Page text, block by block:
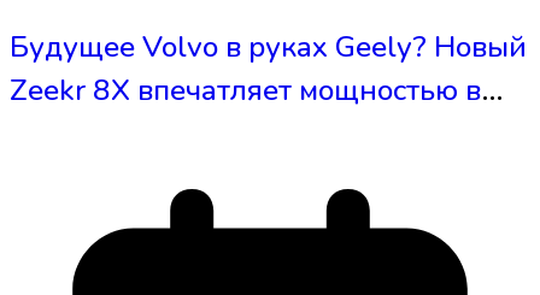
Будущее Volvo в руках Geely? Новый
Zeekr 8X впечатляет мощностью в